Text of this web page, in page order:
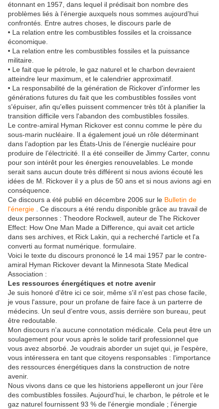
étonnant en 1957, dans lequel il prédisait bon nombre des
problèmes liés à l’énergie auxquels nous sommes aujourd’hui
confrontés. Entre autres choses, le discours parle de
• La relation entre les combustibles fossiles et la croissance
économique.
• La relation entre les combustibles fossiles et la puissance
militaire.
• Le fait que le pétrole, le gaz naturel et le charbon devraient
atteindre leur maximum, et le calendrier approximatif.
• La responsabilité de la génération de Rickover d'informer les
générations futures du fait que les combustibles fossiles vont
s'épuiser, afin qu'elles puissent commencer très tôt à planifier la
transition difficile vers l'abandon des combustibles fossiles.
Le contre-amiral Hyman Rickover est connu comme le père du
sous-marin nucléaire. Il a également joué un rôle déterminant
dans l’adoption par les États-Unis de l’énergie nucléaire pour
produire de l’électricité. Il a été conseiller de Jimmy Carter, connu
pour son intérêt pour les énergies renouvelables. Le monde
serait sans aucun doute très différent si nous avions écouté les
idées de M. Rickover il y a plus de 50 ans et si nous avions agi en
conséquence.
Ce discours a été publié en décembre 2006 sur le Bulletin de
l'énergie
Ce discours a été rendu disponible grâce au travail de
deux personnes : Theodore Rockwell, auteur de The Rickover
Effect: How One Man Made a Difference, qui avait cet article
dans ses archives, et Rick Lakin, qui a recherché l'article et l'a
converti au format numérique. formulaire.
Voici le texte du discours prononcé le 14 mai 1957 par le contre-
amiral Hyman Rickover devant la Minnesota State Medical
Association :
Les ressources énergétiques et notre avenir
Je suis honoré d'être ici ce soir, même s'il n'est pas chose facile,
je vous l'assure, pour un profane de faire face à un parterre de
médecins. Un seul d’entre vous, assis derrière son bureau, peut
être redoutable.
Mon discours n'a aucune connotation médicale. Cela peut être un
soulagement pour vous après le solide tarif professionnel que
vous avez absorbé. Je voudrais aborder un sujet qui, je l'espère,
vous intéressera en tant que citoyens responsables : l'importance
des ressources énergétiques dans la construction de notre
avenir.
Nous vivons dans ce que les historiens appelleront un jour l’ère
des combustibles fossiles. Aujourd'hui, le charbon, le pétrole et le
gaz naturel fournissent 93 % de l'énergie mondiale ; l’énergie